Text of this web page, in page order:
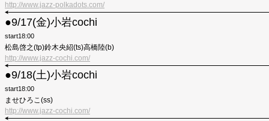
http://www.jazz-polkadots.com/
●︎9/17(金)小岩cochi
start18:00
松島啓之(tp)鈴木央紹(ts)高橋陸(b)
http://www.jazz-cochi.com/
●︎9/18(土)小岩cochi
start18:00
ませひろこ(ss)
http://www.jazz-cochi.com/